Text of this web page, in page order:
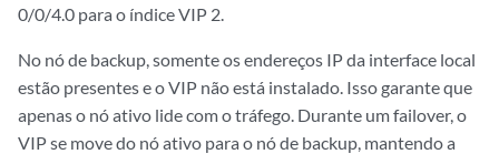
0/0/4.0 para o índice VIP 2.
No nó de backup, somente os endereços IP da interface local
estão presentes e o VIP não está instalado. Isso garante que
apenas o nó ativo lide com o tráfego. Durante um failover, o
VIP se move do nó ativo para o nó de backup, mantendo a